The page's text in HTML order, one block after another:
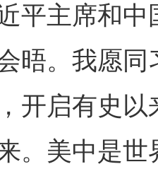
平主席和
晤。我愿
开启有史
。美中是